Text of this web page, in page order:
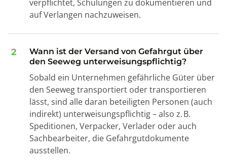
verpflichtet, Schulungen zu dokumentieren und
auf Verlangen nachzuweisen.
2
Wann ist der Versand von Gefahrgut über
den Seeweg unterweisungspflichtig?
Sobald ein Unternehmen gefährliche Güter über
den Seeweg transportiert oder transportieren
lässt, sind alle daran beteiligten Personen (auch
indirekt) unterweisungspflichtig – also z. B.
Speditionen, Verpacker, Verlader oder auch
Sachbearbeiter, die Gefahrgutdokumente
ausstellen.